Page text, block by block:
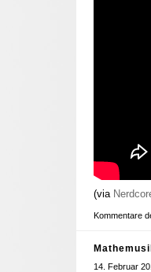
(via
Kommentare
14. Februar